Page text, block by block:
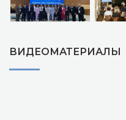
ВИДЕОМАТЕРИАЛЫ